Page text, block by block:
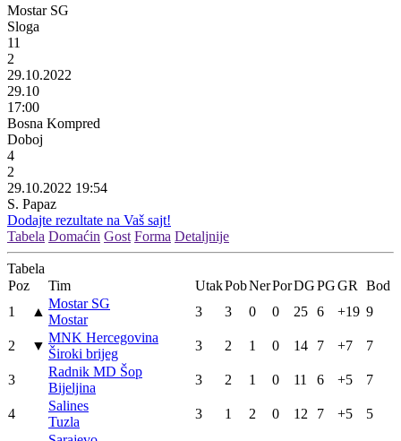
Mostar SG
Sloga
11
2
29.10.2022
29.10
17:00
Bosna Kompred
Doboj
4
2
29.10.2022 19:54
S. Papaz
Dodajte rezultate na Vaš sajt!
Tabela Domaćin Gost Forma Detaljnije
Tabela
Poz
Tim UtakPobNerPorDGPGGR
Bod
1
▲
Mostar SG
Mostar
3 3 0 0 25 6 +19 9
2 ▼
MNK Hercegovina
Široki brijeg
3 2 1 0 14 7 +7 7
3
Radnik MD Šop
Bijeljina
3 2 1 0 11 6 +5 7
4
Salines
Tuzla
3 1 2 0 12 7 +5 5